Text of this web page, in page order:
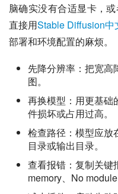
脑确实没有合适显卡，
直接用Stable Diffusion中
部署和环境配置的麻烦。
先降分辨率：把宽高
图。
再换模型：用更基础
件损坏或占用过高。
检查路径：模型应放
目录或输出目录。
查看报错：复制关键
memory、No module